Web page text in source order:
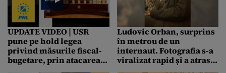
UPDATE VIDEO | USR
pune pe hold legea
privind măsurile fiscal-
bugetare, prin atacarea
Ludovic Orban, surprins
în metrou de un
internaut. Fotografia s-a
viralizat rapid și a atras